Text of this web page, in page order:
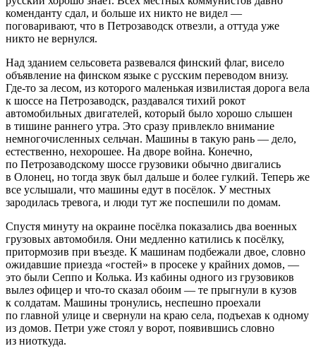
коменданту сдал, и больше их никто не видел —
поговаривают, что в Петрозаводск отвезли, а оттуда уже
никто не вернулся.
Над зданием сельсовета развевался финский флаг, висело
объявление на финском языке с русским переводом внизу.
Где-то за лесом, из которого маленькая извилистая дорога вела
к шоссе на Петрозаводск, раздавался тихий рокот
автомобильных двигателей, который было хорошо слышен
в тишине раннего утра. Это сразу привлекло внимание
немногочисленных сельчан. Машины в такую рань — дело,
естественно, нехорошее. На дворе война. Конечно,
по Петрозаводскому шоссе грузовики обычно двигались
в Олонец, но тогда звук был дальше и более гулкий. Теперь же
все услышали, что машины едут в посёлок. У местных
зародилась тревога, и люди тут же поспешили по домам.
Спустя минуту на окраине посёлка показались два военных
грузовых автомобиля. Они медленно катились к посёлку,
притормозив при въезде. К машинам подбежали двое, словно
ожидавшие приезда «гостей» в просеке у крайних домов, —
это были Сеппо и Колька. Из кабины одного из грузовиков
вылез офицер и что-то сказал обоим — те прыгнули в кузов
к солдатам. Машины тронулись, неспешно проехали
по главной улице и свернули на краю села, подъехав к одному
из домов. Петри уже стоял у ворот, появившись словно
из ниоткуда.